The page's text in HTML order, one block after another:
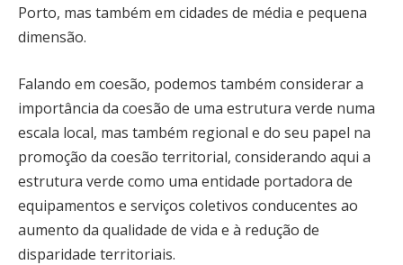
Porto, mas também em cidades de média e pequena
dimensão.
Falando em coesão, podemos também considerar a
importância da coesão de uma estrutura verde numa
escala local, mas também regional e do seu papel na
promoção da coesão territorial, considerando aqui a
estrutura verde como uma entidade portadora de
equipamentos e serviços coletivos conducentes ao
aumento da qualidade de vida e à redução de
disparidade territoriais.